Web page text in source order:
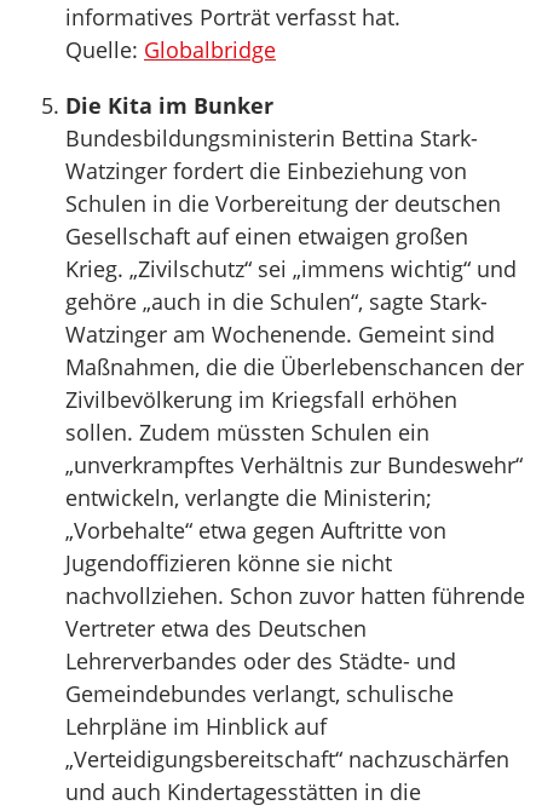
informatives Porträt verfasst hat.
Quelle: Globalbridge
Die Kita im Bunker
Bundesbildungsministerin Bettina Stark-
Watzinger fordert die Einbeziehung von
Schulen in die Vorbereitung der deutschen
Gesellschaft auf einen etwaigen großen
Krieg. „Zivilschutz“ sei „immens wichtig“ und
gehöre „auch in die Schulen“, sagte Stark-
Watzinger am Wochenende. Gemeint sind
Maßnahmen, die die Überlebenschancen der
Zivilbevölkerung im Kriegsfall erhöhen
sollen. Zudem müssten Schulen ein
„unverkrampftes Verhältnis zur Bundeswehr“
entwickeln, verlangte die Ministerin;
„Vorbehalte“ etwa gegen Auftritte von
Jugendoffizieren könne sie nicht
nachvollziehen. Schon zuvor hatten führende
Vertreter etwa des Deutschen
Lehrerverbandes oder des Städte- und
Gemeindebundes verlangt, schulische
Lehrpläne im Hinblick auf
„Verteidigungsbereitschaft“ nachzuschärfen
und auch Kindertagesstätten in die